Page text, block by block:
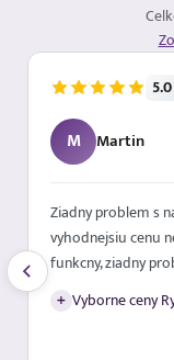
5.0
M Martin
Ziadny problem s
vyhodnejsiu cenu
funkcny, ziadny
+ Vyborne ceny